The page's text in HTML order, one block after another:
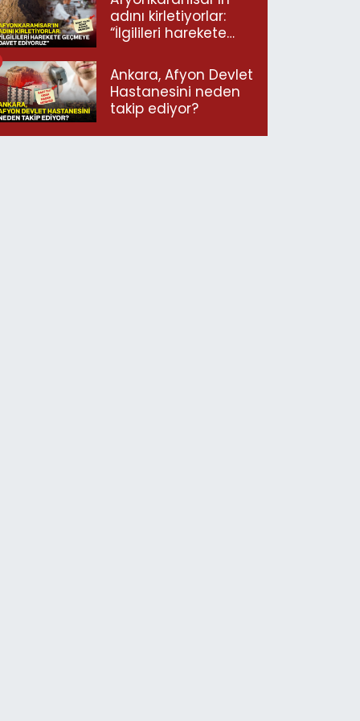
adını kirletiyorlar:
“İlgilileri harekete
ediyoruz”
Ankara, Afyon Devlet
Hastanesini neden
takip ediyor?